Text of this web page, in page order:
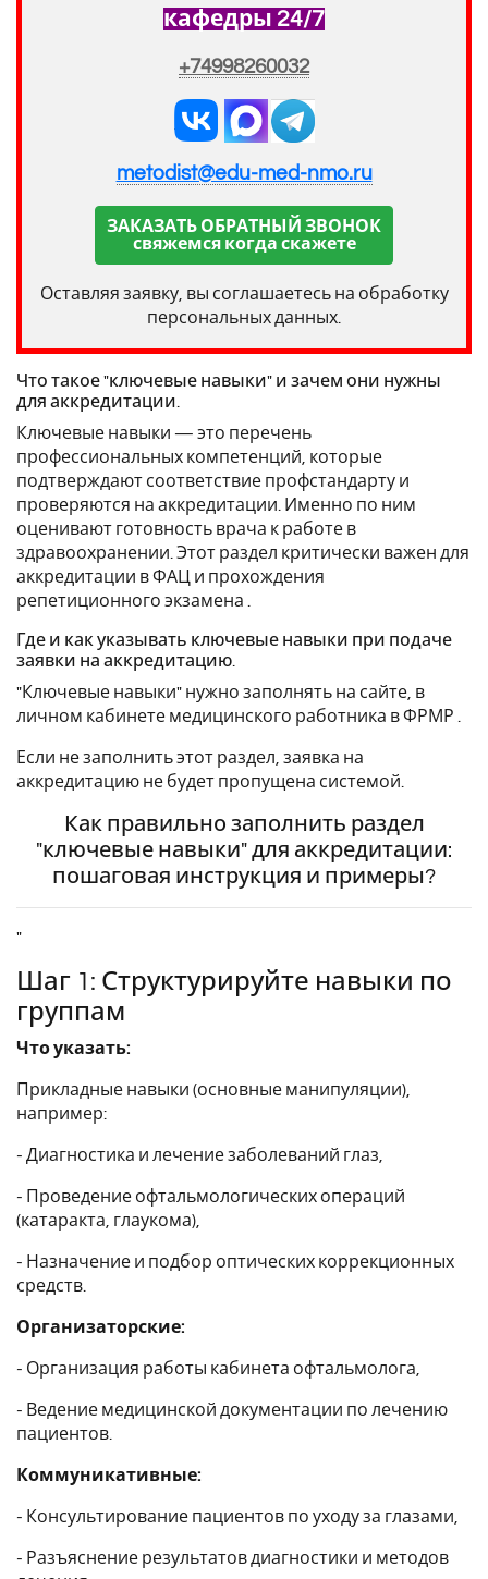
кафедры 24/7
+74998260032
metodist@edu-med-nmo.ru
ЗАКАЗАТЬ ОБРАТНЫЙ ЗВОНОК
свяжемся когда скажете
Оставляя заявку, вы соглашаетесь на обработку
персональных данных.
Что такое "ключевые навыки" и зачем они нужны
для аккредитации.
Ключевые навыки — это перечень
профессиональных компетенций, которые
подтверждают соответствие профстандарту и
проверяются на аккредитации. Именно по ним
оценивают готовность врача к работе в
здравоохранении. Этот раздел критически важен для
аккредитации в ФАЦ и прохождения
репетиционного экзамена .
Где и как указывать ключевые навыки при подаче
заявки на аккредитацию.
"Ключевые навыки" нужно заполнять на сайте, в
личном кабинете медицинского работника в ФРМР .
Если не заполнить этот раздел, заявка на
аккредитацию не будет пропущена системой.
Как правильно заполнить раздел
"ключевые навыки" для аккредитации:
пошаговая инструкция и примеры?
"
Шаг 1: Структурируйте навыки по
группам
Что указать:
Прикладные навыки (основные манипуляции),
например:
- Диагностика и лечение заболеваний глаз,
- Проведение офтальмологических операций
(катаракта, глаукома),
- Назначение и подбор оптических коррекционных
средств.
Организаторские:
- Организация работы кабинета офтальмолога,
- Ведение медицинской документации по лечению
пациентов.
Коммуникативные:
- Консультирование пациентов по уходу за глазами,
- Разъяснение результатов диагностики и методов